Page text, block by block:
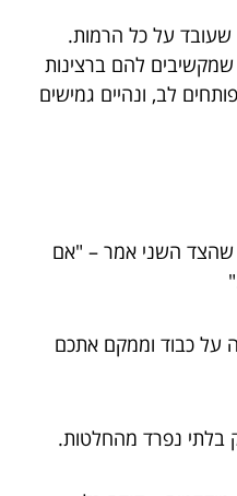
שעובד על כל הרמות.
להם ברצינות
לב, ונהיים גמישים
שהצד השני אמר – "אם
על כבוד וממקם אתכם
בלתי נפרד מהחלטות.